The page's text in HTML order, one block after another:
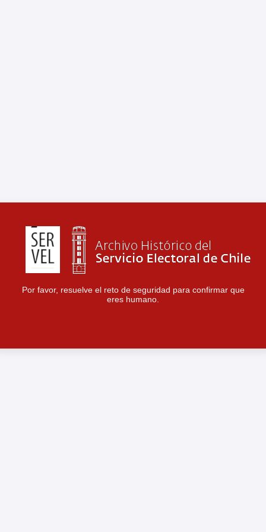
Por favor, resuelve el reto de seguridad para confirmar que
eres humano.